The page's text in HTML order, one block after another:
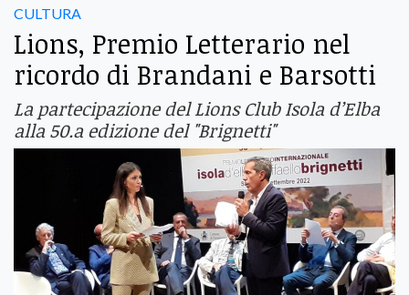
CULTURA
Lions, Premio Letterario nel
ricordo di Brandani e Barsotti
La partecipazione del Lions Club Isola d’Elba
alla 50.a edizione del "Brignetti"